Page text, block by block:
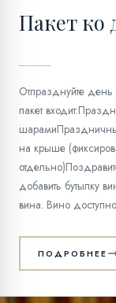
Пакет ко
Отпразднуйте
пакет
на крыше
добавить бутылку
вина. Вино
ПОДРОБНЕЕ